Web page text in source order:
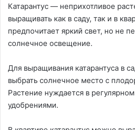
Катарантус — неприхотливое
выращивать как в саду, так и в
предпочитает яркий свет, но не
солнечное освещение.
Для выращивания катарантуса в
выбрать солнечное место с
Растение нуждается в
удобрениями.